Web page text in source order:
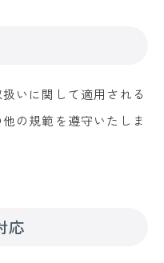
いに関して適用される
の規範を遵守いたしま
応